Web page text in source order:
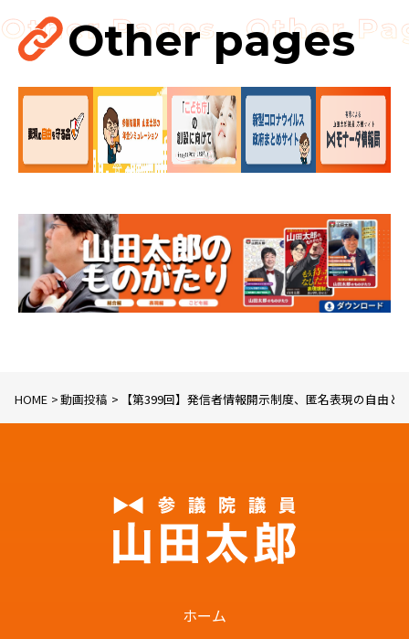
見直し……
国会
海賊版
Other pages
HOME 動画投稿 【第399回】発信者情報開示制度、匿名表現の自由
ホーム